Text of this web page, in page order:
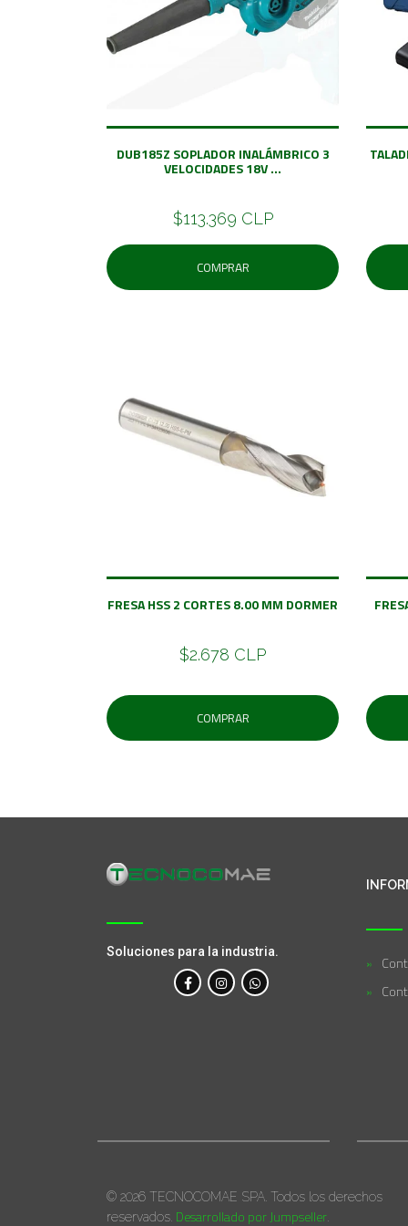
DUB185Z SOPLADOR INALÁMBRICO 3
VELOCIDADES 18V ...
$113.369 CLP
COMPRAR
FRESA HSS 2 CORTES 8.00 MM DORMER
$2.678 CLP
COMPRAR
Soluciones para la industria.
© 2026 TECNOCOMAE SPA. Todos los derechos
reservados. Desarrollado por Jumpseller